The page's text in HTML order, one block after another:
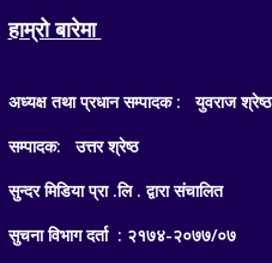
हाम्रो बारेमा
अध्यक्ष तथा प्रधान सम्पादक : युवराज श्रेष्ठ
सम्पादक: उत्तर श्रेष्ठ
सुन्दर मिडिया प्रा .लि . द्वारा संचालित
सुचना विभाग दर्ता : २१७४-२०७७/०७